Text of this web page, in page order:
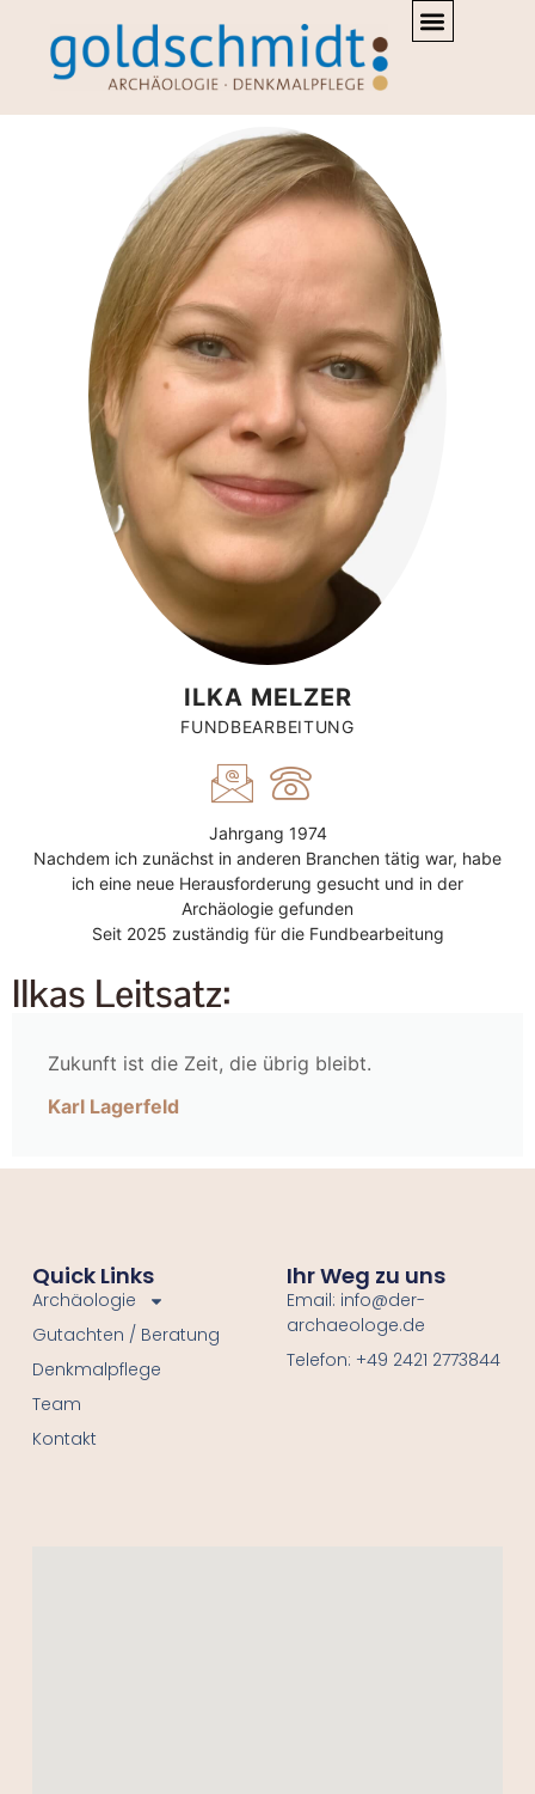
ILKA MELZER
FUNDBEARBEITUNG
Jahrgang 1974
Nachdem ich zunächst in anderen Branchen tätig war, habe
ich eine neue Herausforderung gesucht und in der
Archäologie gefunden
Seit 2025 zuständig für die Fundbearbeitung
Ilkas Leitsatz:
Zukunft ist die Zeit, die übrig bleibt.
Karl Lagerfeld
Quick Links
Archäologie
Gutachten / Beratung
Denkmalpflege
Team
Kontakt
Ihr Weg zu uns
Email: info@der-
archaeologe.de
Telefon: +49 2421 2773844